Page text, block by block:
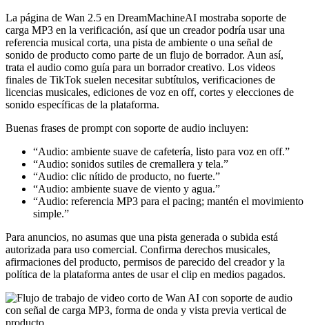
La página de Wan 2.5 en DreamMachineAI mostraba soporte de
carga MP3 en la verificación, así que un creador podría usar una
referencia musical corta, una pista de ambiente o una señal de
sonido de producto como parte de un flujo de borrador. Aun así,
trata el audio como guía para un borrador creativo. Los videos
finales de TikTok suelen necesitar subtítulos, verificaciones de
licencias musicales, ediciones de voz en off, cortes y elecciones de
sonido específicas de la plataforma.
Buenas frases de prompt con soporte de audio incluyen:
“Audio: ambiente suave de cafetería, listo para voz en off.”
“Audio: sonidos sutiles de cremallera y tela.”
“Audio: clic nítido de producto, no fuerte.”
“Audio: ambiente suave de viento y agua.”
“Audio: referencia MP3 para el pacing; mantén el movimiento
simple.”
Para anuncios, no asumas que una pista generada o subida está
autorizada para uso comercial. Confirma derechos musicales,
afirmaciones del producto, permisos de parecido del creador y la
política de la plataforma antes de usar el clip en medios pagados.